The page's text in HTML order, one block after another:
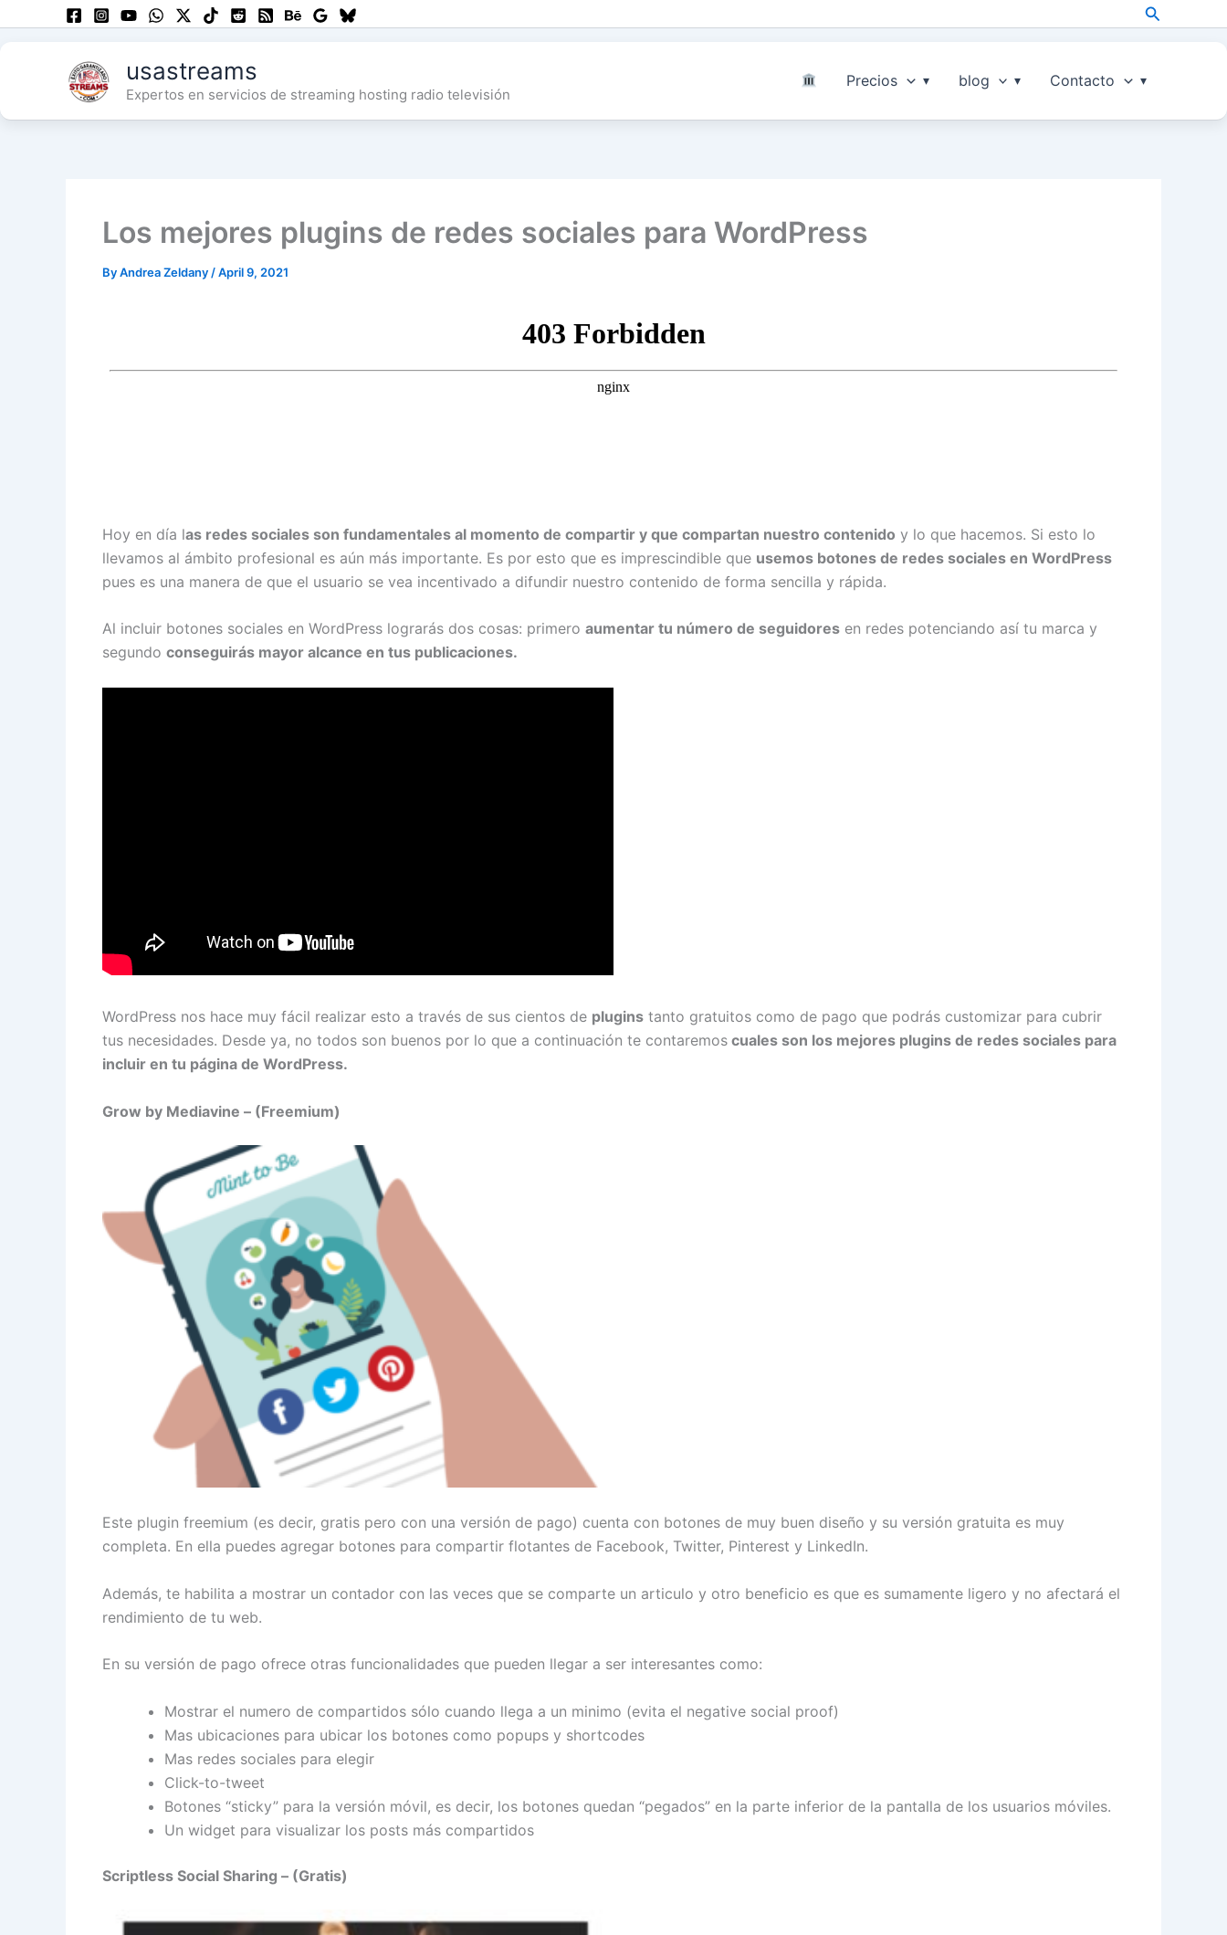
Search
usastreams
Expertos en servicios de streaming hosting radio televisión
Precios blog Contacto
Los mejores plugins de redes sociales para WordPress
ByAndrea Zeldany /April 9, 2021
Hoy en día las redes sociales son fundamentales al momento de compartir y que compartan nuestro contenido y lo que hacemos. Si esto lo
llevamos al ámbito profesional es aún más importante. Es por esto que es imprescindible que usemos botones de redes sociales en WordPress
pues es una manera de que el usuario se vea incentivado a difundir nuestro contenido de forma sencilla y rápida.
Al incluir botones sociales en WordPress lograrás dos cosas: primero aumentar tu número de seguidores en redes potenciando así tu marca y
segundo conseguirás mayor alcance en tus publicaciones.
WordPress nos hace muy fácil realizar esto a través de sus cientos de plugins tanto gratuitos como de pago que podrás customizar para cubrir
tus necesidades. Desde ya, no todos son buenos por lo que a continuación te contaremos cuales son los mejores plugins de redes sociales para
incluir en tu página de WordPress.
Grow by Mediavine – (Freemium)
Este plugin freemium (es decir, gratis pero con una versión de pago) cuenta con botones de muy buen diseño y su versión gratuita es muy
completa. En ella puedes agregar botones para compartir flotantes de Facebook, Twitter, Pinterest y LinkedIn.
Además, te habilita a mostrar un contador con las veces que se comparte un articulo y otro beneficio es que es sumamente ligero y no afectará el
rendimiento de tu web.
En su versión de pago ofrece otras funcionalidades que pueden llegar a ser interesantes como:
Mostrar el numero de compartidos sólo cuando llega a un minimo (evita el negative social proof)
Mas ubicaciones para ubicar los botones como popups y shortcodes
Mas redes sociales para elegir
Click-to-tweet
Botones “sticky” para la versión móvil, es decir, los botones quedan “pegados” en la parte inferior de la pantalla de los usuarios móviles.
Un widget para visualizar los posts más compartidos
Scriptless Social Sharing – (Gratis)